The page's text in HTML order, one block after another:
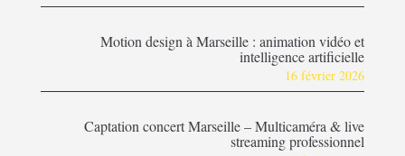
Motion design à Marseille : animation vidéo et
intelligence artificielle
16 février 2026
Captation concert Marseille – Multicaméra & live
streaming professionnel